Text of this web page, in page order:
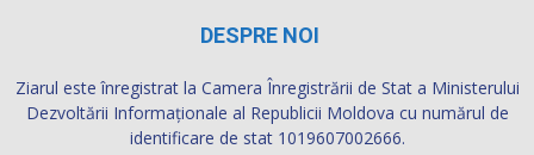
DESPRE NOI
Ziarul este înregistrat la Camera Înregistrării de Stat a Ministerului
Dezvoltării Informaţionale al Republicii Moldova cu numărul de
identificare de stat 1019607002666.